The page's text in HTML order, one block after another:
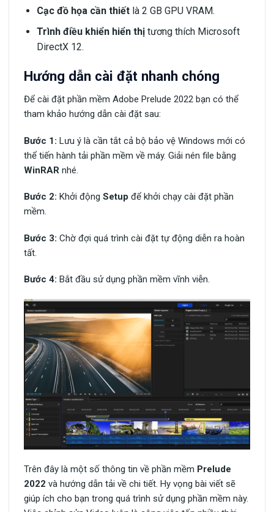
Cạc đồ họa cần thiếtlà 2 GB GPU VRAM.
Trình điều khiển hiển thịtương thích Microsoft
DirectX 12.
Hướng dẫn cài đặt nhanh chóng
Để cài đặt phần mềm Adobe Prelude 2022 bạn có thể
tham khảo hướng dẫn cài đặt sau:
Bước 1: Lưu ý là cần tắt cả bộ bảo vệ Windows mới có
thể tiến hành tải phần mềm về máy. Giải nén file bằng
WinRAR nhé.
Bước 2: Khởi động Setup để khởi chạy cài đặt phần
mềm.
Bước 3: Chờ đợi quá trình cài đặt tự động diễn ra hoàn
tất.
Bước 4: Bắt đầu sử dụng phần mềm vĩnh viễn.
Trên đây là một số thông tin về phần mềm Prelude
2022 và hướng dẫn tải về chi tiết. Hy vọng bài viết sẽ
giúp ích cho bạn trong quá trình sử dụng phần mềm này.